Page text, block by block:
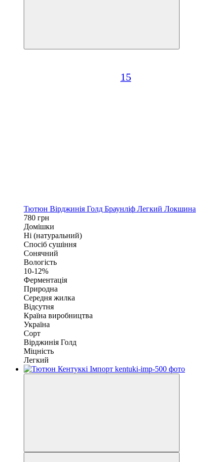
15
Тютюн Вірджинія Голд Браунліф Легкий Локшина
780 грн
Домішки
Ні (натуральний)
Спосіб сушіння
Сонячний
Вологість
10-12%
Ферментація
Природна
Середня жилка
Відсутня
Країна виробництва
Україна
Сорт
Вірджинія Голд
Міцність
Легкий